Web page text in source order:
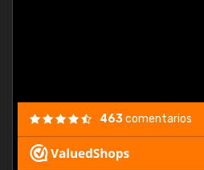
463comentarios